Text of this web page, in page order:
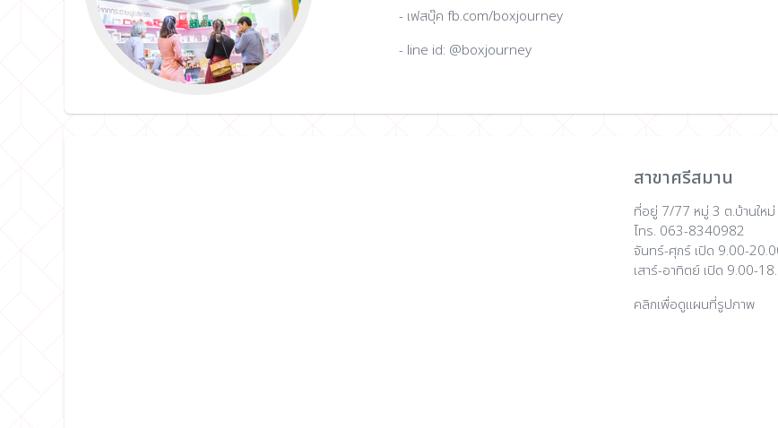
- เฟสบุ๊ค fb.com/boxjourney
- line id: @boxjourney
สาขาศรีสมาน
ที่อยู่ 7/77 หมู่ 3 ต.บ้านให
โทร. 063-8340982
จันทร์-ศุกร์ เปิด 9.00-
เสาร์-อาทิตย์ เปิด 9.00-
คลิกเพื่อดูแผนที่รูปภาพ